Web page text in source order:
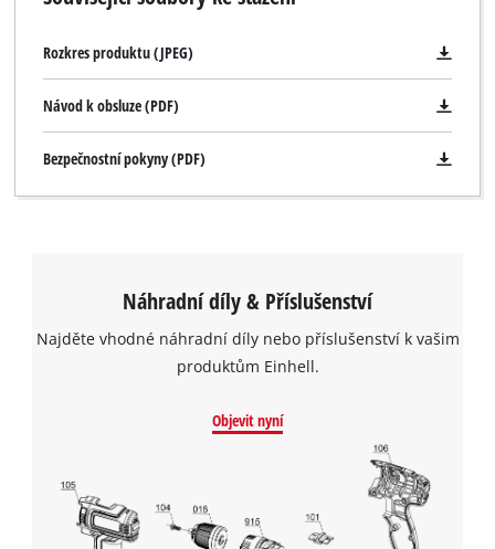
Rozkres produktu (JPEG)
Návod k obsluze (PDF)
Bezpečnostní pokyny (PDF)
Náhradní díly & Příslušenství
Najděte vhodné náhradní díly nebo příslušenství k vašim
produktům Einhell.
Objevit nyní